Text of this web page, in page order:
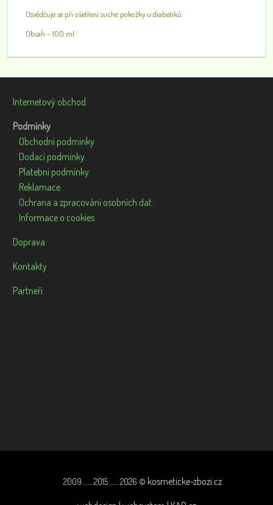
Osvědčuje se při ošetření suché pokožky u diabetiků.
Obsah – 100 ml
Internetový obchod
Podmínky
Obchodní podmínky
Dodací podmínky
Platební podmínky
Reklamace
Ochrana a zpracování osobních dat
Informace o cookies
Doprava
Kontakty
Partneři
2009 ....... 2015 ....... 2026 © kosmeticke-zbozi.cz